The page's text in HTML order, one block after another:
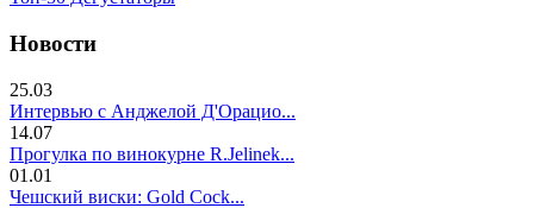
Новости
25.03
Интервью с Анджелой Д'Орацио...
14.07
Прогулка по винокурне R.Jelinek...
01.01
Чешский виски: Gold Cock...